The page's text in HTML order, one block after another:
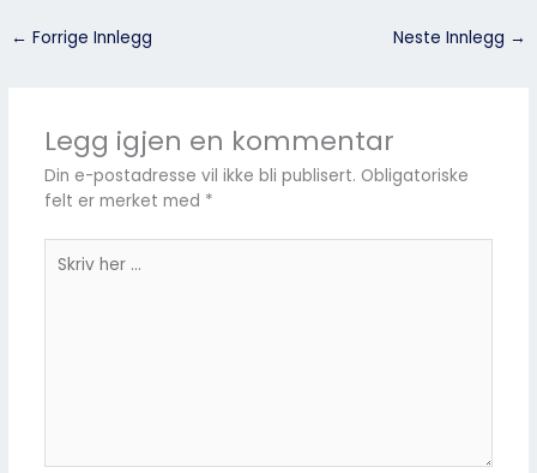
← Forrige Innlegg Neste Innlegg →
Legg igjen en kommentar
Din e-postadresse vil ikke bli publisert. Obligatoriske
felt er merket med *
her